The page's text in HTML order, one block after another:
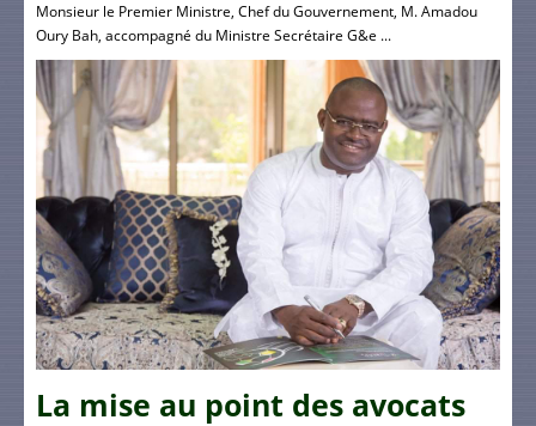
Monsieur le Premier Ministre, Chef du Gouvernement, M. Amadou
Oury Bah, accompagné du Ministre Secrétaire G&e ...
La mise au point des avocats